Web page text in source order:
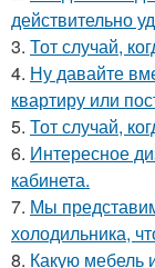
действительно
3. Тот случай,
4. Ну давайте
квартиру или
5. Тот случай,
6. Интересное
кабинета.
7. Мы
холодильника,
8. Какую мебель